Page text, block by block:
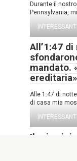
Durante il
Pennsylvania,
All’1:47
mandato.
Alle 1:47 di
di casa mia
Il mio